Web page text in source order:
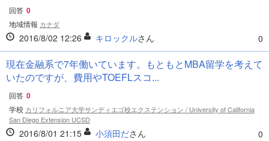
回答 0
地域情報 カナダ
2016/8/02 12:26 キロックルさん 0
現在金融系で7年働いています。もともとMBA留学を考えて
いたのですが、費用やTOEFLスコ...
回答 0
学校 カリフォルニア大学サンディエゴ校エクステンション / University of California
San Diego Extension UCSD
2016/8/01 21:15 小須田ださん 0